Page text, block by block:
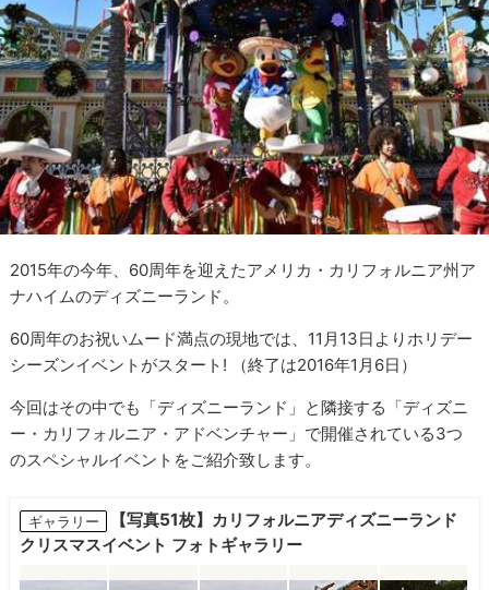
2015年の今年、60周年を迎えたアメリカ・カリフォルニア州ア
ナハイムのディズニーランド。
60周年のお祝いムード満点の現地では、11月13日よりホリデー
シーズンイベントがスタート! （終了は2016年1月6日）
今回はその中でも「ディズニーランド」と隣接する「ディズニ
ー・カリフォルニア・アドベンチャー」で開催されている3つ
のスペシャルイベントをご紹介致します。
ギャラリー
【写真51枚】カリフォルニアディズニーランド
クリスマスイベント フォトギャラリー